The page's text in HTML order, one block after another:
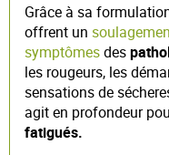
Grâce à sa
offrent un
symptômesdes
les rougeurs, les
sensations de
agit en profondeur
fatigués.